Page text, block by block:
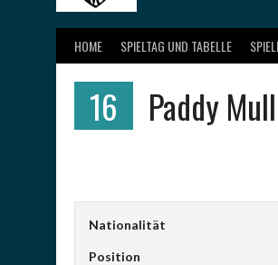
HOME SPIELTAG UND TABELLE
16 Paddy
Nationalität
Position